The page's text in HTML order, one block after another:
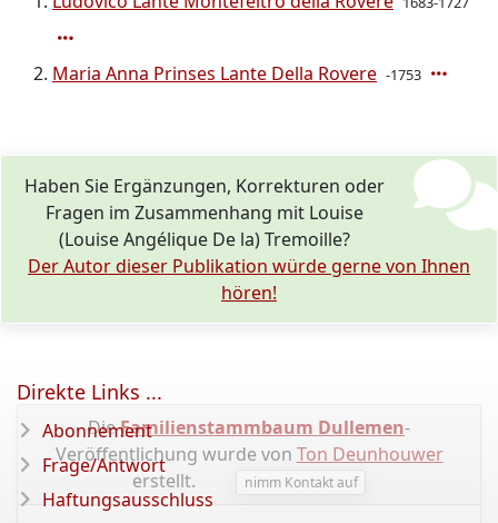
Maria Anna Prinses Lante Della Rovere -1753
Haben Sie Ergänzungen, Korrekturen oder
Fragen im Zusammenhang mit Louise
(Louise Angélique De la) Tremoille?
Der Autor dieser Publikation würde gerne von Ihnen
hören!
DieFamilienstammbaum Dullemen-
Veröffentlichung wurde von Ton Deunhouwer
erstellt.
nimm Kontakt auf
Direkte Links ...
Abonnement
Frage/Antwort
Haftungsausschluss